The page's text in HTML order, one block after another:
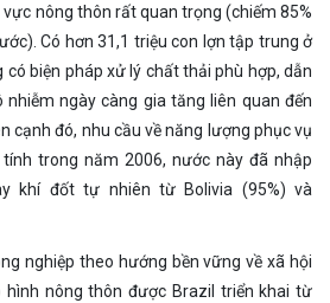
vực nông thôn rất quan trọng (chiếm 85%
Có hơn 31,1 triệu con lợn tập trung ở
có biện pháp xử lý chất thải phù hợp, dẫn
ngày càng gia tăng liên quan đến
cạnh đó, nhu cầu về năng lượng phục vụ
trong năm 2006, nước này đã nhập
khí đốt tự nhiên từ Bolivia (95%) và
nghiệp theo hướng bền vững về xã hội
nông thôn được Brazil triển khai từ